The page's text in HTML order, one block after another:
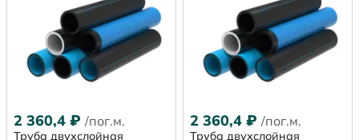
2 360,4 ₽ /пог.м.
Труба двухслойная
2 360,4 ₽ /пог.м.
Труба двухслойная